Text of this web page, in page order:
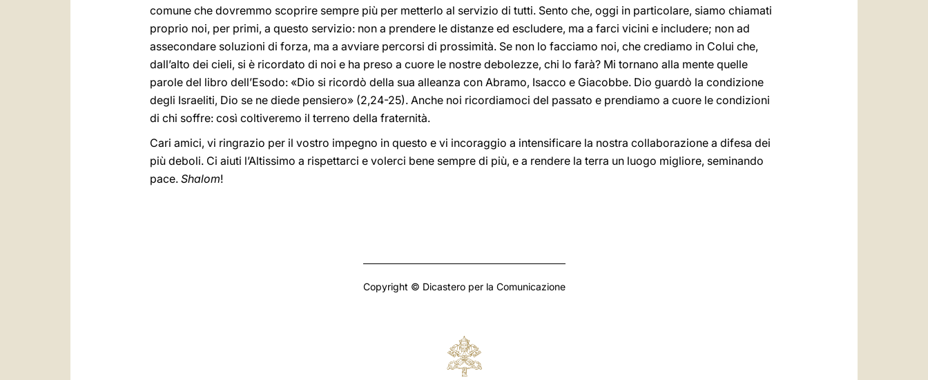
comune che dovremmo scoprire sempre più per metterlo al servizio di tutti. Sento che, oggi in particolare, siamo chiamati
proprio noi, per primi, a questo servizio: non a prendere le distanze ed escludere, ma a farci vicini e includere; non ad
assecondare soluzioni di forza, ma a avviare percorsi di prossimità. Se non lo facciamo noi, che crediamo in Colui che,
dall’alto dei cieli, si è ricordato di noi e ha preso a cuore le nostre debolezze, chi lo farà? Mi tornano alla mente quelle
parole del libro dell’Esodo: «Dio si ricordò della sua alleanza con Abramo, Isacco e Giacobbe. Dio guardò la condizione
degli Israeliti, Dio se ne diede pensiero» (2,24-25). Anche noi ricordiamoci del passato e prendiamo a cuore le condizioni
di chi soffre: così coltiveremo il terreno della fraternità.
Cari amici, vi ringrazio per il vostro impegno in questo e vi incoraggio a intensificare la nostra collaborazione a difesa dei
più deboli. Ci aiuti l’Altissimo a rispettarci e volerci bene sempre di più, e a rendere la terra un luogo migliore, seminando
pace. Shalom!
Copyright © Dicastero per la Comunicazione